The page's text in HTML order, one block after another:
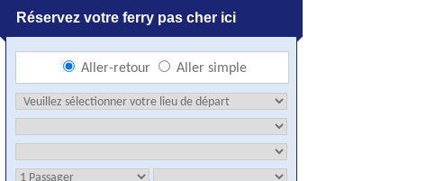
Réservez votre ferry pas cher ici
Aller-retour Aller simple